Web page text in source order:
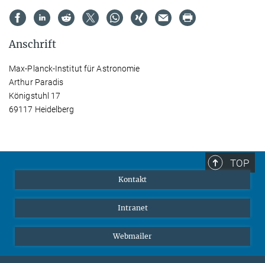
Anschrift
Max-Planck-Institut für Astronomie
Arthur Paradis
Königstuhl 17
69117 Heidelberg
TOP
Kontakt
Intranet
Webmailer